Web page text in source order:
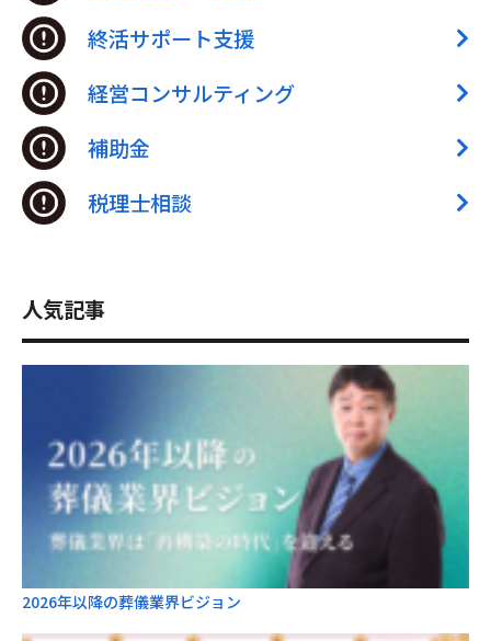
終活サポート支援
経営コンサルティング
補助金
税理士相談
人気記事
2026年以降の葬儀業界ビジョン